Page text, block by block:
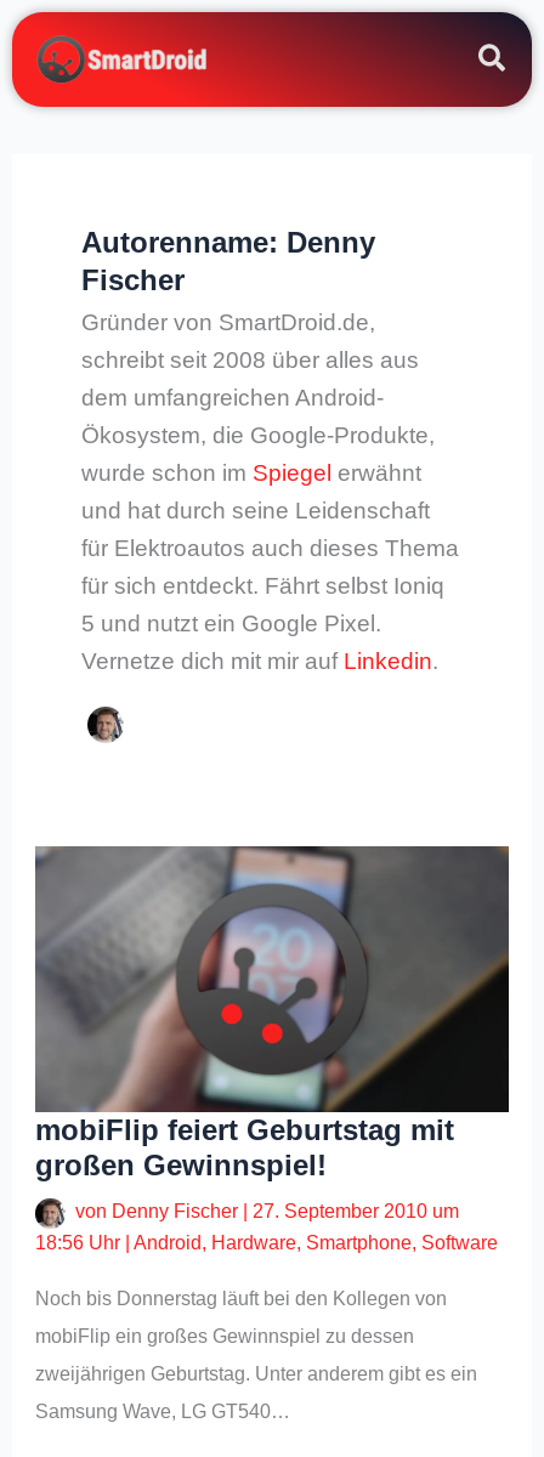
Zum
Inhalt
springen
Autorenname: Denny
Fischer
Gründer von SmartDroid.de,
schreibt seit 2008 über alles aus
dem umfangreichen Android-
Ökosystem, die Google-Produkte,
wurde schon im Spiegel erwähnt
und hat durch seine Leidenschaft
für Elektroautos auch dieses Thema
für sich entdeckt. Fährt selbst Ioniq
5 und nutzt ein Google Pixel.
Vernetze dich mit mir auf Linkedin.
mobiFlip feiert Geburtstag mit
großen Gewinnspiel!
von Denny Fischer
27. September 2010 um
18:56 Uhr |Android, Hardware, Smartphone, Software
Noch bis Donnerstag läuft bei den Kollegen von
mobiFlip ein großes Gewinnspiel zu dessen
zweijährigen Geburtstag. Unter anderem gibt es ein
Samsung Wave, LG GT540…